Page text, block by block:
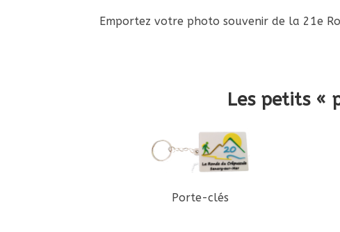
Emportez votre photo souvenir de la 21e
Les petits «
Porte-clés